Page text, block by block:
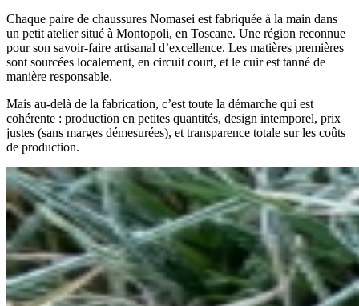
Chaque paire de chaussures Nomasei est fabriquée à la main dans
un petit atelier situé à Montopoli, en Toscane. Une région reconnue
pour son savoir-faire artisanal d’excellence. Les matières premières
sont sourcées localement, en circuit court, et le cuir est tanné de
manière responsable.
Mais au-delà de la fabrication, c’est toute la démarche qui est
cohérente : production en petites quantités, design intemporel, prix
justes (sans marges démesurées), et transparence totale sur les coûts
de production.